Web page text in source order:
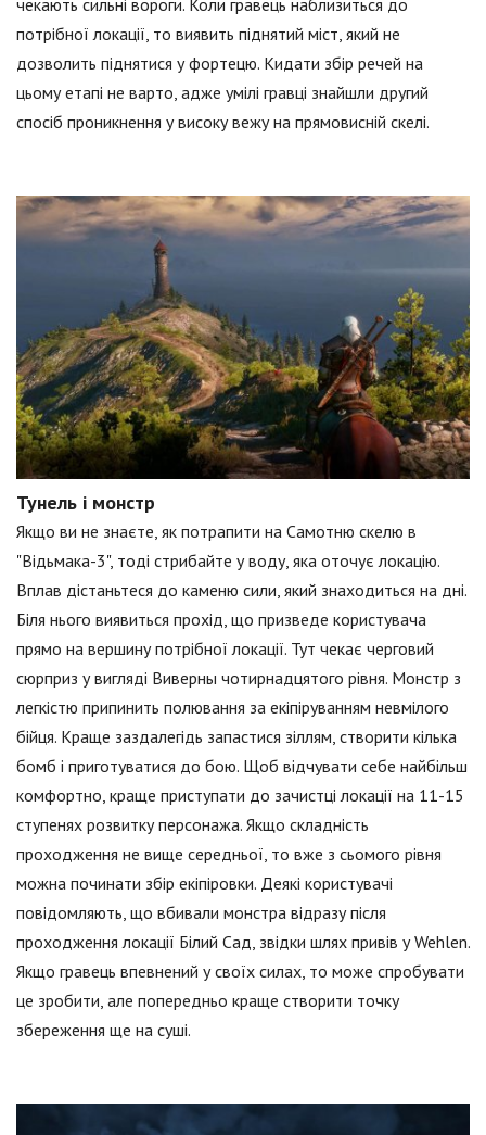
чекають сильні вороги. Коли гравець наблизиться до
потрібної локації, то виявить піднятий міст, який не
дозволить піднятися у фортецю. Кидати збір речей на
цьому етапі не варто, адже умілі гравці знайшли другий
спосіб проникнення у високу вежу на прямовисній скелі.
Тунель і монстр
Якщо ви не знаєте, як потрапити на Самотню скелю в
"Відьмака-3", тоді стрибайте у воду, яка оточує локацію.
Вплав дістаньтеся до каменю сили, який знаходиться на дні.
Біля нього виявиться прохід, що призведе користувача
прямо на вершину потрібної локації. Тут чекає черговий
сюрприз у вигляді Виверны чотирнадцятого рівня. Монстр з
легкістю припинить полювання за екіпіруванням невмілого
бійця. Краще заздалегідь запастися зіллям, створити кілька
бомб і приготуватися до бою. Щоб відчувати себе найбільш
комфортно, краще приступати до зачистці локації на 11-15
ступенях розвитку персонажа. Якщо складність
проходження не вище середньої, то вже з сьомого рівня
можна починати збір екіпіровки. Деякі користувачі
повідомляють, що вбивали монстра відразу після
проходження локації Білий Сад, звідки шлях привів у Wehlen.
Якщо гравець впевнений у своїх силах, то може спробувати
це зробити, але попередньо краще створити точку
збереження ще на суші.